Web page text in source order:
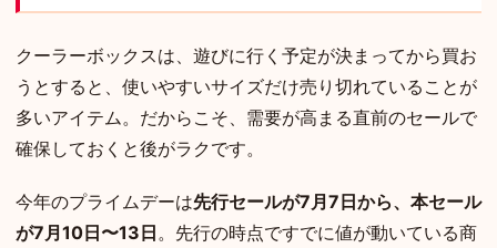
クーラーボックスは、遊びに行く予定が決まってから買お
うとすると、使いやすいサイズだけ売り切れていることが
多いアイテム。だからこそ、需要が高まる直前のセールで
確保しておくと後がラクです。
今年のプライムデーは先行セールが7月7日から、本セール
が7月10日〜13日。先行の時点ですでに値が動いている商